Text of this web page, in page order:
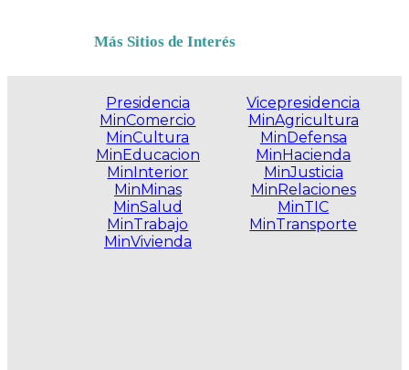
Más Sitios de Interés
Presidencia
MinComercio
MinCultura
MinEducacion
MinInterior
MinMinas
MinSalud
MinTrabajo
MinVivienda
Vicepresidencia
MinAgricultura
MinDefensa
MinHacienda
MinJusticia
MinRelaciones
MinTIC
MinTransporte